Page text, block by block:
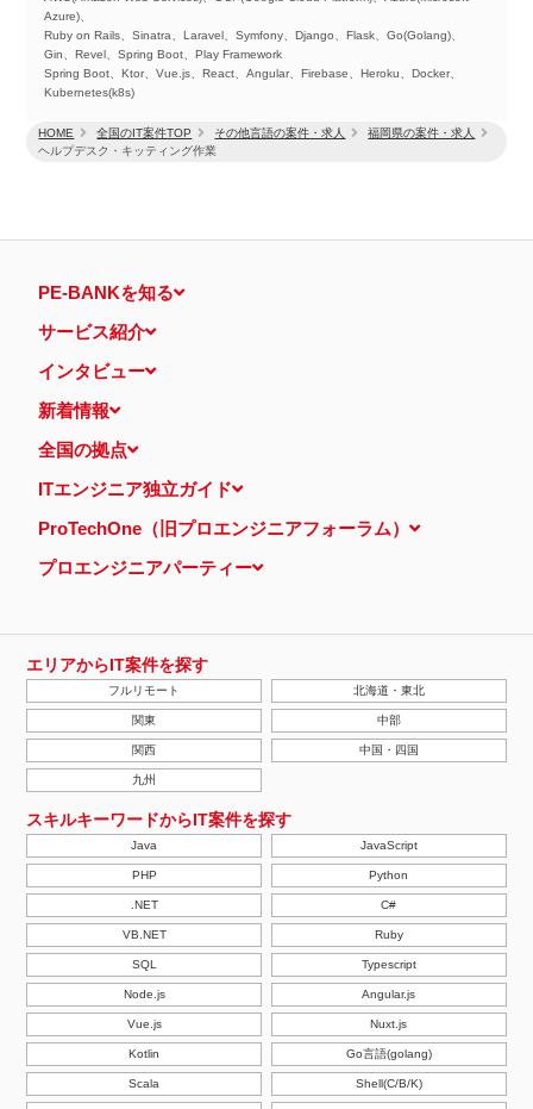
HOME 全国のIT案件TOP その他言語の案件・求人
福岡県の案件・求人
ヘルプデスク・キッティング作業
Azure)、
Ruby on Rails、Sinatra、Laravel、Symfony、Django、Flask、Go(Golang)、
Gin、Revel、Spring Boot、Play Framework
Spring Boot、Ktor、Vue.js、React、Angular、Firebase、Heroku、Docker、
Kubernetes(k8s)
PE-BANKを知る
サービス紹介
インタビュー
新着情報
全国の拠点
ITエンジニア独立ガイド
ProTechOne（旧プロエンジニアフォーラム）
プロエンジニアパーティー
エリアからIT案件を探す
フルリモート 北海道・東北
関東 中部
関西 中国・四国
九州
スキルキーワードからIT案件を探す
Java JavaScript
PHP Python
.NET C#
VB.NET Ruby
SQL Typescript
Node.js Angular.js
Vue.js Nuxt.js
Kotlin Go言語(golang)
Scala Shell(C/B/K)